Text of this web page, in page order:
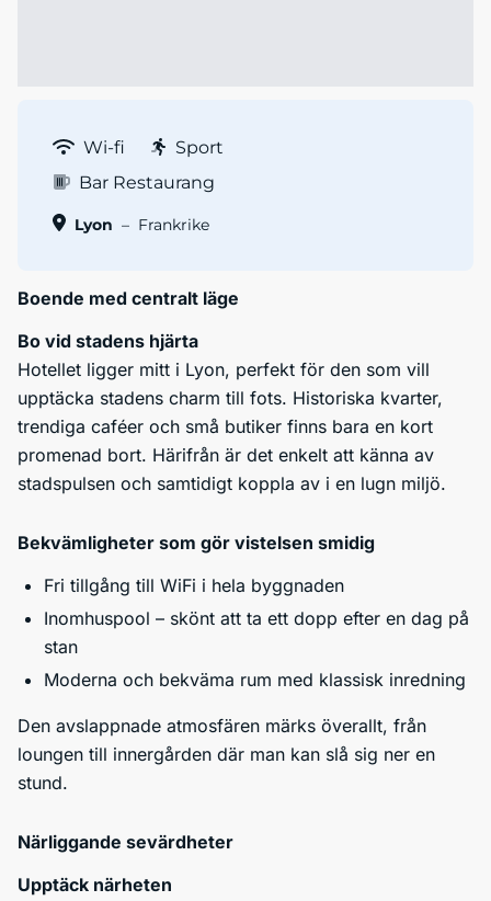
Wi-fi
Sport
Bar Restaurang
Lyon – Frankrike
Boende med centralt läge
Bo vid stadens hjärta
Hotellet ligger mitt i Lyon, perfekt för den som vill
upptäcka stadens charm till fots. Historiska kvarter,
trendiga caféer och små butiker finns bara en kort
promenad bort. Härifrån är det enkelt att känna av
stadspulsen och samtidigt koppla av i en lugn miljö.
Bekvämligheter som gör vistelsen smidig
Fri tillgång till WiFi i hela byggnaden
Inomhuspool – skönt att ta ett dopp efter en dag på
stan
Moderna och bekväma rum med klassisk inredning
Den avslappnade atmosfären märks överallt, från
loungen till innergården där man kan slå sig ner en
stund.
Närliggande sevärdheter
Upptäck närheten